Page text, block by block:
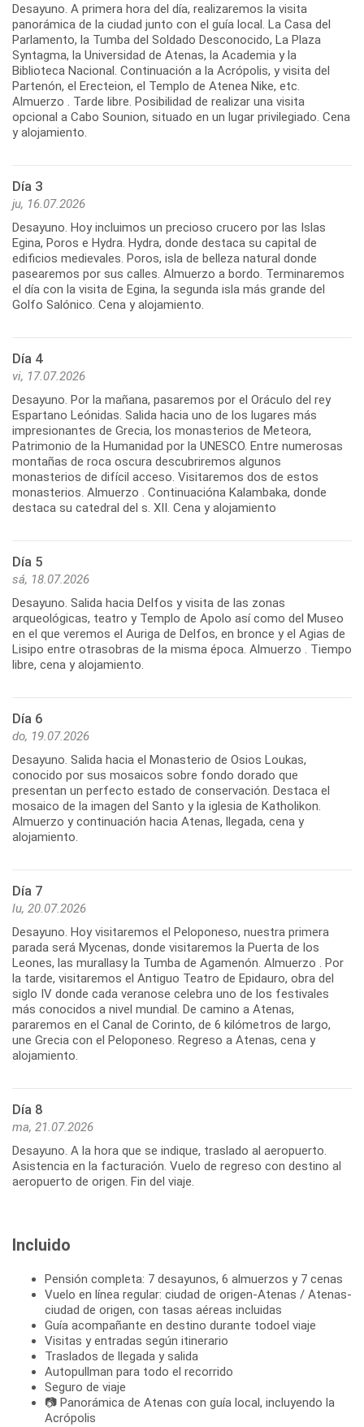
Desayuno. A primera hora del día, realizaremos la visita
panorámica de la ciudad junto con el guía local. La Casa del
Parlamento, la Tumba del Soldado Desconocido, La Plaza
Syntagma, la Universidad de Atenas, la Academia y la
Biblioteca Nacional. Continuación a la Acrópolis, y visita del
Partenón, el Erecteion, el Templo de Atenea Nike, etc.
Almuerzo . Tarde libre. Posibilidad de realizar una visita
opcional a Cabo Sounion, situado en un lugar privilegiado. Cena
y alojamiento.
Día 3
ju, 16.07.2026
Desayuno. Hoy incluimos un precioso crucero por las Islas
Egina, Poros e Hydra. Hydra, donde destaca su capital de
edificios medievales. Poros, isla de belleza natural donde
pasearemos por sus calles. Almuerzo a bordo. Terminaremos
el día con la visita de Egina, la segunda isla más grande del
Golfo Salónico. Cena y alojamiento.
Día 4
vi, 17.07.2026
Desayuno. Por la mañana, pasaremos por el Oráculo del rey
Espartano Leónidas. Salida hacia uno de los lugares más
impresionantes de Grecia, los monasterios de Meteora,
Patrimonio de la Humanidad por la UNESCO. Entre numerosas
montañas de roca oscura descubriremos algunos
monasterios de difícil acceso. Visitaremos dos de estos
monasterios. Almuerzo . Continuacióna Kalambaka, donde
destaca su catedral del s. XII. Cena y alojamiento
Día 5
sá, 18.07.2026
Desayuno. Salida hacia Delfos y visita de las zonas
arqueológicas, teatro y Templo de Apolo así como del Museo
en el que veremos el Auriga de Delfos, en bronce y el Agias de
Lisipo entre otrasobras de la misma época. Almuerzo . Tiempo
libre, cena y alojamiento.
Día 6
do, 19.07.2026
Desayuno. Salida hacia el Monasterio de Osios Loukas,
conocido por sus mosaicos sobre fondo dorado que
presentan un perfecto estado de conservación. Destaca el
mosaico de la imagen del Santo y la iglesia de Katholikon.
Almuerzo y continuación hacia Atenas, llegada, cena y
alojamiento.
Día 7
lu, 20.07.2026
Desayuno. Hoy visitaremos el Peloponeso, nuestra primera
parada será Mycenas, donde visitaremos la Puerta de los
Leones, las murallasy la Tumba de Agamenón. Almuerzo . Por
la tarde, visitaremos el Antiguo Teatro de Epidauro, obra del
siglo IV donde cada veranose celebra uno de los festivales
más conocidos a nivel mundial. De camino a Atenas,
pararemos en el Canal de Corinto, de 6 kilómetros de largo,
une Grecia con el Peloponeso. Regreso a Atenas, cena y
alojamiento.
Día 8
ma, 21.07.2026
Desayuno. A la hora que se indique, traslado al aeropuerto.
Asistencia en la facturación. Vuelo de regreso con destino al
aeropuerto de origen. Fin del viaje.
Incluido
Pensión completa: 7 desayunos, 6 almuerzos y 7 cenas
Vuelo en línea regular: ciudad de origen-Atenas / Atenas-
ciudad de origen, con tasas aéreas incluidas
Guía acompañante en destino durante todoel viaje
Visitas y entradas según itinerario
Traslados de llegada y salida
Autopullman para todo el recorrido
Seguro de viaje
📷 Panorámica de Atenas con guía local, incluyendo la
Acrópolis